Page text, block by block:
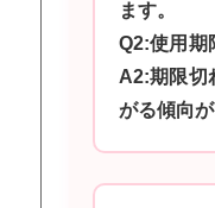
ます。
Q2:使用期
A2:期限切
がる傾向が